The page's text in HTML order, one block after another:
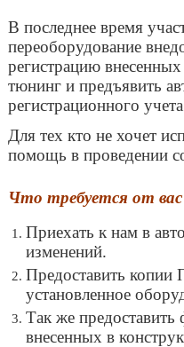
В последнее время
переоборудование
регистрацию
тюнинг и предъявить
регистрационного
Для тех кто не хочет
помощь в проведении
Что требуется от вас
Приехать к нам в
изменений.
Предоставить копии
установленное
Так же
внесенных в